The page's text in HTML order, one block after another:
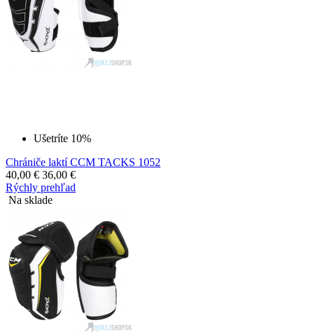
Ušetríte 10%
Chrániče laktí CCM TACKS 1052
40,00 € 36,00 €
Rýchly prehľad
Na sklade